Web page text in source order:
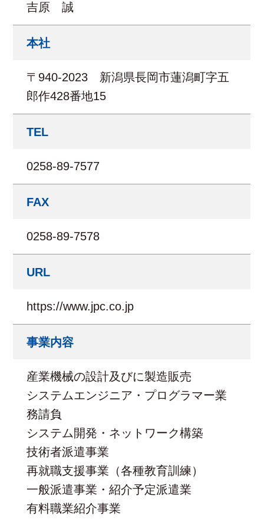
吉原 誠
本社
〒940-2023 新潟県長岡市蓮潟町字五
郎作428番地15
TEL
0258-89-7577
FAX
0258-89-7578
URL
https://www.jpc.co.jp
事業内容
産業機械の設計及びに製造販売
システムエンジニア・プログラマー業
務請負
システム開発・ネットワーク構築
技術者派遣事業
再就職支援事業（各種教育訓練）
一般派遣事業・紹介予定派遣業
有料職業紹介事業